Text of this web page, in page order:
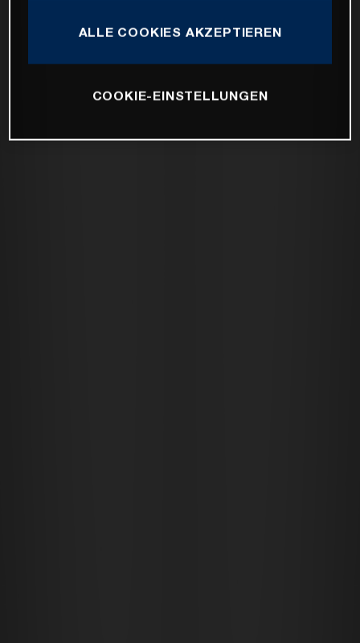
ALLE COOKIES AKZEPTIEREN
COOKIE-EINSTELLUNGEN